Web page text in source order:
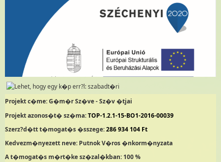
Projekt c�me:G�m�r Sz�ve - Sz�v �tjai
Projekt azonos�t� sz�ma:TOP-1.2.1-15-BO1-2016-00039
Szerz?d�tt t�mogat�s �sszege:286 934 104 Ft
Kedvezm�nyezett neve: Putnok V�ros �nkorm�nyzata
A t�mogat�s m�rt�ke sz�zal�kban: 100 %